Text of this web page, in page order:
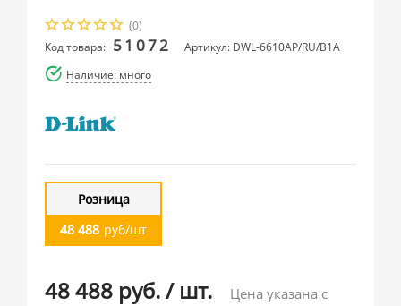
(0)
Код товара: 51072
Артикул: DWL-6610AP/RU/B1A
Наличие: много
Розница
48 488 руб/шт
48 488 руб./ шт.
Цена указана с